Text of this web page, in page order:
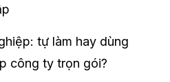
tự làm hay dùng
công ty trọn gói?